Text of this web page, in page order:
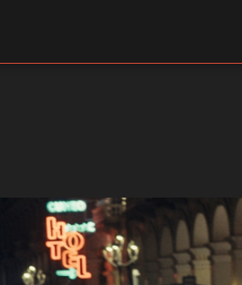
Italiano English